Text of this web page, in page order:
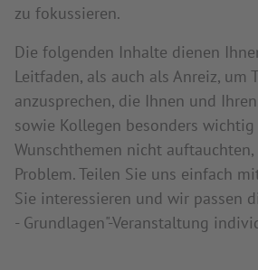
zu fokussieren.
Die folgenden Inhalte dienen
Leitfaden, als auch als Anreiz, um
anzusprechen, die Ihnen und
sowie Kollegen besonders
Wunschthemen nicht
Problem. Teilen Sie uns einfach
Sie interessieren und wir passen
- Grundlagen"-Veranstaltung